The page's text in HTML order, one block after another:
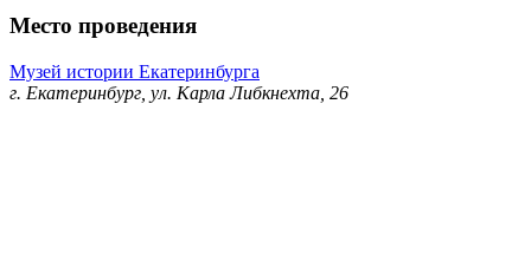
Место проведения
Музей истории Екатеринбурга
г. Екатеринбург, ул. Карла Либкнехта, 26